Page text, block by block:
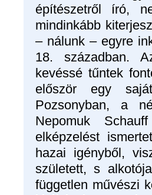
építészetről író,
mindinkább
– nálunk – egyre
18. században.
kevéssé tűntek
először egy
Pozsonyban, a
Nepomuk
elképzelést
hazai igényből,
született, s
független művészi